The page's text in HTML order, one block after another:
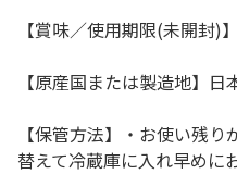
【賞味／使用期限(未開封)
【原産国または製造地】日
【保管方法】・お使い残
替えて冷蔵庫に入れ早めに